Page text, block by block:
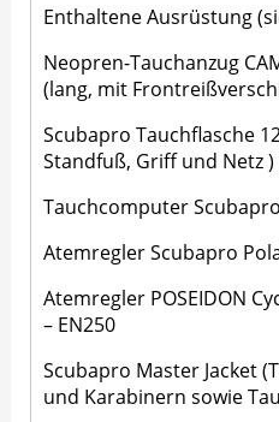
Enthaltene Ausrüstung
Neopren-Tauchanzug
(lang, mit
Scubapro Tauchflasche
Standfuß, Griff und Netz )
Tauchcomputer
Atemregler Scubapro
Atemregler POSEIDON
– EN250
Scubapro Master Jacket
und Karabinern sowie